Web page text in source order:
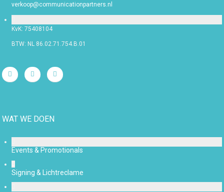
verkoop@communicationpartners.nl
KvK: 75408104
BTW: NL 86.02.71.754.B.01
WAT WE DOEN
Events & Promotionals
Signing & Lichtreclame